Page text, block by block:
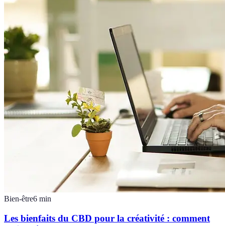
Bien-être6 min
Les bienfaits du CBD pour la créativité : comment